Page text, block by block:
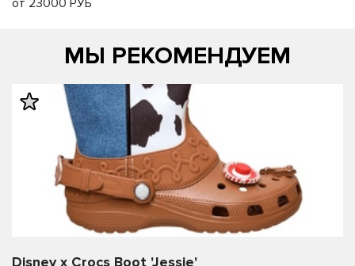
МЫ РЕКОМЕНДУЕМ
Disney x Crocs Boot 'Jessie'